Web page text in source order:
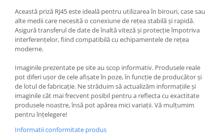
Această priză RJ45 este ideală pentru utilizarea în birouri, case sau
alte medii care necesită o conexiune de rețea stabilă și rapidă.
Asigură transferul de date de înaltă viteză și protecție împotriva
interferențelor, fiind compatibilă cu echipamentele de rețea
moderne.
Imaginile prezentate pe site au scop informativ. Produsele reale
pot diferi ușor de cele afișate în poze, în funcție de producător și
de lotul de fabricație. Ne străduim să actualizăm informațiile și
imaginile cât mai frecvent posibil pentru a reflecta cu exactitate
produsele noastre, însă pot apărea mici variații. Vă mulțumim
pentru înțelegere!
Informatii conformitate produs